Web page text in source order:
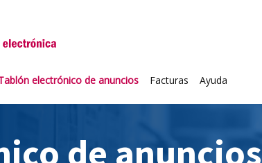
de Valladolid
electrónico de anuncios Facturas Ayuda
de anuncios